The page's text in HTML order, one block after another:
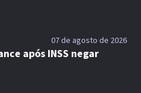
07 de agosto de 2026
após INSS negar